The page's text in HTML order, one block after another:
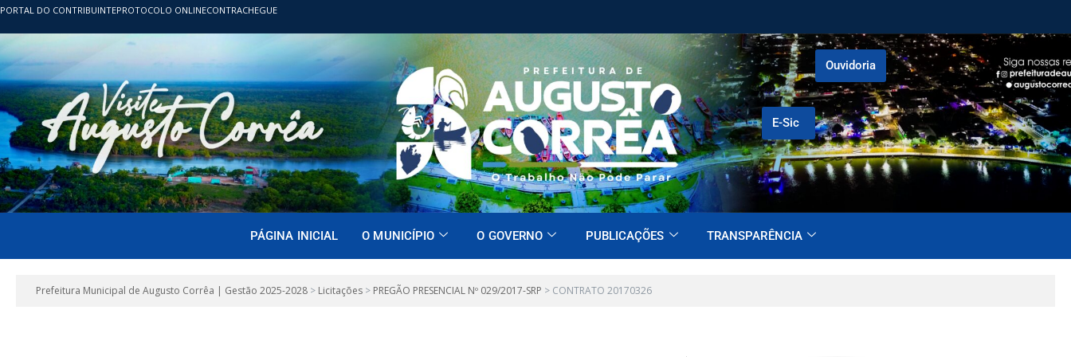
PORTAL DO CONTRIBUINTEPROTOCOLO ONLINECONTRACHEGUE
E-Sic
Ouvidoria
PÁGINA INICIAL O MUNICÍPIO O GOVERNO PUBLICAÇÕES TRANSPARÊNCIA
Prefeitura Municipal de Augusto Corrêa | Gestão 2025-2028 > Licitações > PREGÃO PRESENCIAL Nº 029/2017-SRP > CONTRATO 20170326